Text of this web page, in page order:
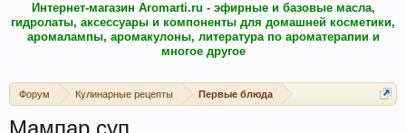
Интернет-магазин Aromarti.ru - эфирные и базовые масла,
гидролаты, аксессуары и компоненты для домашней косметики,
аромалампы, аромакулоны, литература по ароматерапии и
многое другое
Форум Кулинарные рецепты Первые блюда
Мампар суп